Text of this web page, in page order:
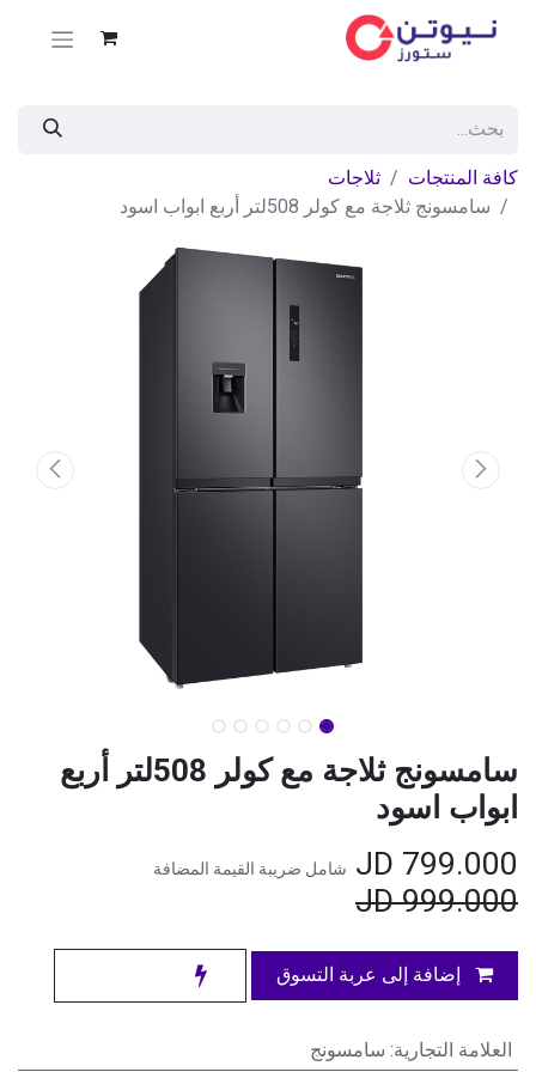
كافة المنتجات
ثلاجات
سامسونج ثلاجة مع كولر 508لتر أربع ابواب اسود
سامسونج ثلاجة مع كولر 508لتر أربع
ابواب اسود
799.000
شامل ضريبة القيمة المضافة
999.000
JD
إضافة إلى عربة التسوق
العلامة التجارية: سامسونج